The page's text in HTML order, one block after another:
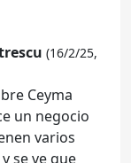
(16/2/25,
Ceyma
un negocio
varios
se ve que